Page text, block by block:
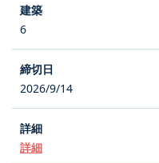
6
2026/9/14
詳細